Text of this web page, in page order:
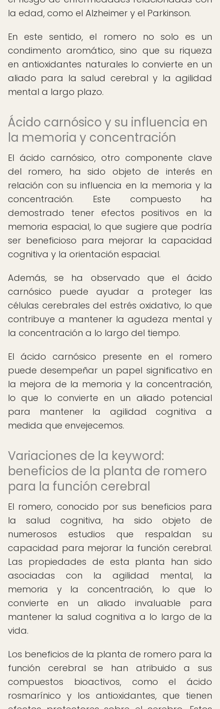
la edad, como el Alzheimer y el Parkinson.
En este sentido, el romero no solo es un
condimento aromático, sino que su riqueza
en antioxidantes naturales lo convierte en un
aliado para la salud cerebral y la agilidad
mental a largo plazo.
Ácido carnósico y su influencia en
la memoria y concentración
El ácido carnósico, otro componente clave
del romero, ha sido objeto de interés en
relación con su influencia en la memoria y la
concentración. Este compuesto ha
demostrado tener efectos positivos en la
memoria espacial, lo que sugiere que podría
ser beneficioso para mejorar la capacidad
cognitiva y la orientación espacial.
Además, se ha observado que el ácido
carnósico puede ayudar a proteger las
células cerebrales del estrés oxidativo, lo que
contribuye a mantener la agudeza mental y
la concentración a lo largo del tiempo.
El ácido carnósico presente en el romero
puede desempeñar un papel significativo en
la mejora de la memoria y la concentración,
lo que lo convierte en un aliado potencial
para mantener la agilidad cognitiva a
medida que envejecemos.
Variaciones de la keyword:
beneficios de la planta de romero
para la función cerebral
El romero, conocido por sus beneficios para
la salud cognitiva, ha sido objeto de
numerosos estudios que respaldan su
capacidad para mejorar la función cerebral.
Las propiedades de esta planta han sido
asociadas con la agilidad mental, la
memoria y la concentración, lo que lo
convierte en un aliado invaluable para
mantener la salud cognitiva a lo largo de la
vida.
Los beneficios de la planta de romero para la
función cerebral se han atribuido a sus
compuestos bioactivos, como el ácido
rosmarínico y los antioxidantes, que tienen